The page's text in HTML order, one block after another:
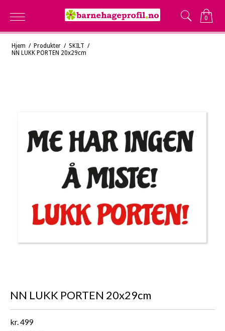
0
Hjem / Produkter / SKILT /
NN LUKK PORTEN 20x29cm
NN LUKK PORTEN 20x29cm
kr. 499